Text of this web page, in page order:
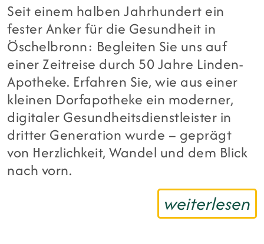
Seit einem halben Jahrhundert ein
fester Anker für die Gesundheit in
Öschelbronn: Begleiten Sie uns auf
einer Zeitreise durch 50 Jahre Linden-
Apotheke. Erfahren Sie, wie aus einer
kleinen Dorfapotheke ein moderner,
digitaler Gesundheitsdienstleister in
dritter Generation wurde – geprägt
von Herzlichkeit, Wandel und dem Blick
nach vorn.
weiterlesen